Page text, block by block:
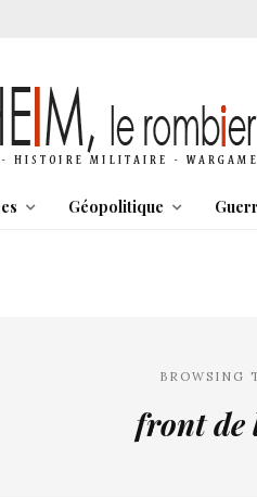
Géopolitique
BROWSING
front de